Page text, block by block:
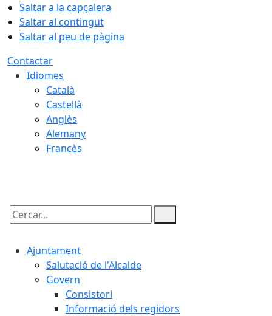
Saltar a la capçalera
Saltar al contingut
Saltar al peu de pàgina
Contactar
Idiomes
Català
Castellà
Anglès
Alemany
Francès
Cercar:
Ajuntament
Salutació de l'Alcalde
Govern
Consistori
Informació dels regidors